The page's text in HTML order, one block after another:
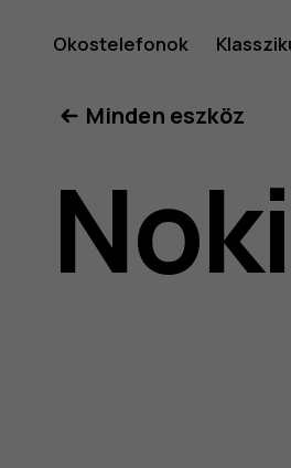
6.1
Okostelefonok
Minden eszköz